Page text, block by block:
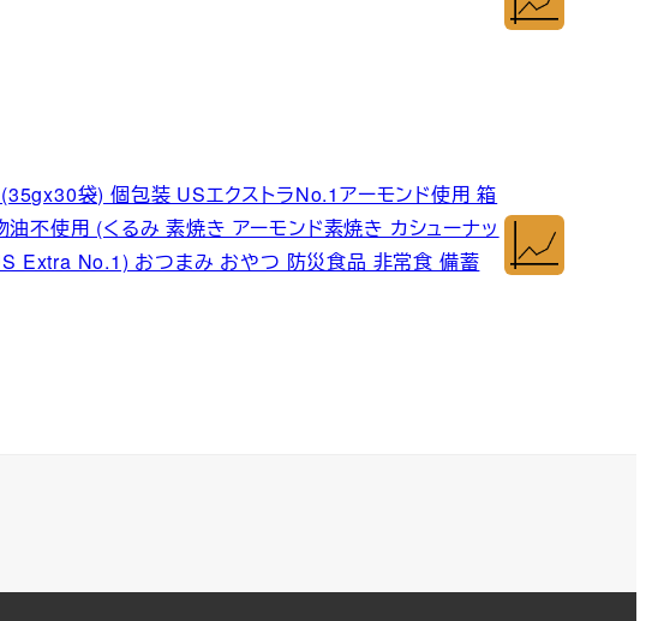
袋) 個包装 USエクストラNo.1アーモンド使用 箱
不使用 (くるみ 素焼き アーモンド素焼き カシューナッ
Extra No.1) おつまみ おやつ 防災食品 非常食 備蓄